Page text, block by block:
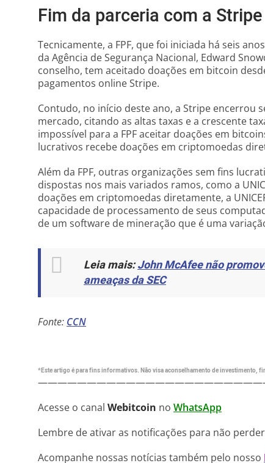
Fim da parceria com a Stripe
Tecnicamente, a FPF, que foi iniciada há seis
da Agência de Segurança Nacional, Edward
conselho, tem aceitado doações em bitcoin
pagamentos online Stripe.
Contudo, no início deste ano, a Stripe encerrou
mercado, citando as altas taxas e a crescente
impossível para a FPF aceitar doações em
lucrativos recebe doações em criptomoedas
Além da FPF, outras organizações sem fins
dispostas nos mais variados ramos, como a
doações em criptomoedas diretamente, a
capacidade de processamento de seus
de um software de mineração que é uma
Leia mais:John McAfee não
ameaças da SEC
Fonte: CCN
*Este artigo é para fins informativos. Não visa aconselhamento de
Acesse o canal Webitcoin no WhatsApp
Lembre de ativar as notificações para não
Acompanhe nossas notícias também pelo nosso